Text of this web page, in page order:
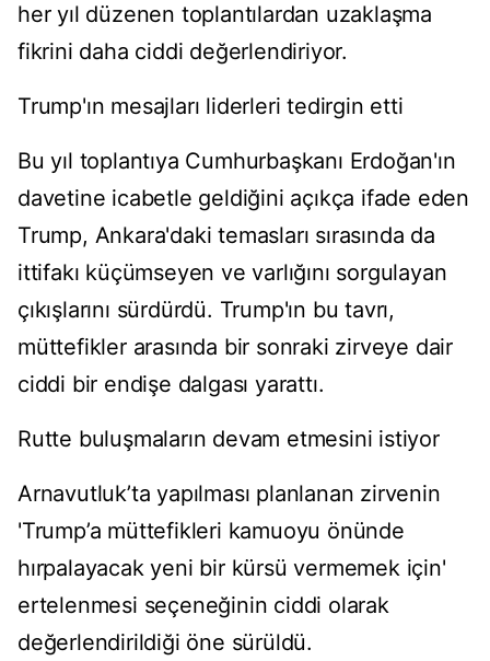
her yıl düzenen toplantılardan uzaklaşma
fikrini daha ciddi değerlendiriyor.
Trump'ın mesajları liderleri tedirgin etti
Bu yıl toplantıya Cumhurbaşkanı Erdoğan'ın
davetine icabetle geldiğini açıkça ifade eden
Trump, Ankara'daki temasları sırasında da
ittifakı küçümseyen ve varlığını sorgulayan
çıkışlarını sürdürdü. Trump'ın bu tavrı,
müttefikler arasında bir sonraki zirveye dair
ciddi bir endişe dalgası yarattı.
Rutte buluşmaların devam etmesini istiyor
Arnavutluk’ta yapılması planlanan zirvenin
'Trump’a müttefikleri kamuoyu önünde
hırpalayacak yeni bir kürsü vermemek için'
ertelenmesi seçeneğinin ciddi olarak
değerlendirildiği öne sürüldü.